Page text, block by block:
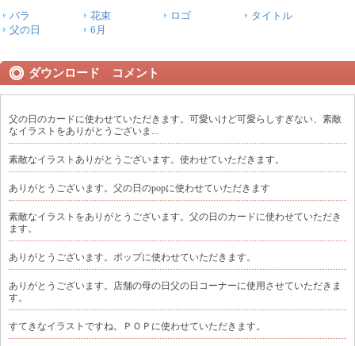
バラ 花束 ロゴ
タイトル
父の日
6月
ダウンロード コメント
父の日のカードに使わせていただきます。可愛いけど可愛らしすぎない、素敵
なイラストをありがとうございま...
素敵なイラストありがとうございます。使わせていただきます。
ありがとうございます。父の日のpopに使わせていただきます
素敵なイラストをありがとうございます。父の日のカードに使わせていただき
ます。
ありがとうございます。ポップに使わせていただきます。
ありがとうございます。店舗の母の日父の日コーナーに使用させていただきま
す。
すてきなイラストですね。ＰＯＰに使わせていただきます。